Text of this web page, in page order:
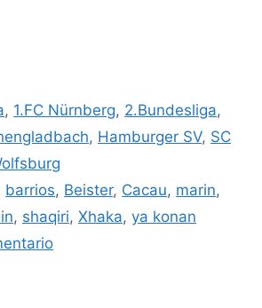
, 1.FC Nürnberg, 2.Bundesliga,
, Hamburger SV, SC
barrios, Beister, Cacau, marin,
, shaqiri, Xhaka, ya konan